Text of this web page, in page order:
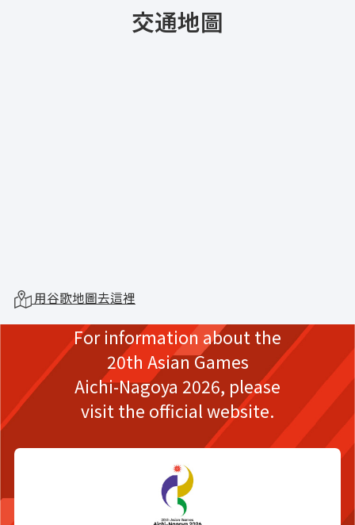
交通地圖
用谷歌地圖去這裡
For information about the
20th Asian Games
Aichi-Nagoya 2026, please
visit the official website.